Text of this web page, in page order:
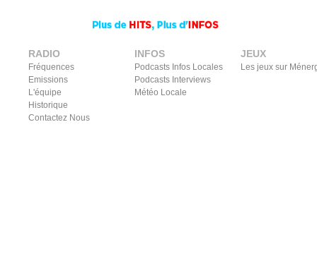
RADIO
Fréquences
Emissions
L'équipe
Historique
Contactez Nous
INFOS
Podcasts Infos Locales
Podcasts Interviews
Météo Locale
JEUX
Les jeux sur